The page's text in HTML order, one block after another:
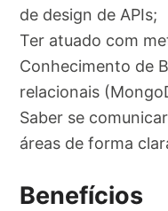
de design de APIs;
Ter atuado com
Conhecimento de
relacionais
Saber se
áreas de forma
Benefícios